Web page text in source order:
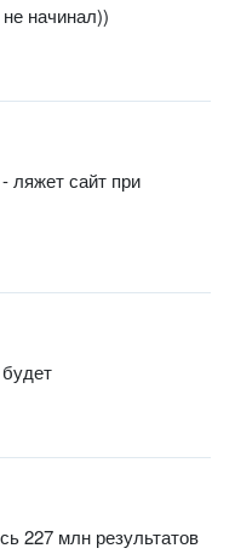
начинал))
ляжет сайт при
227 млн результатов